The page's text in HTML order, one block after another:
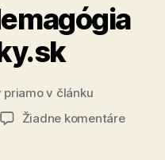
priamo v článku
Žiadne komentárena